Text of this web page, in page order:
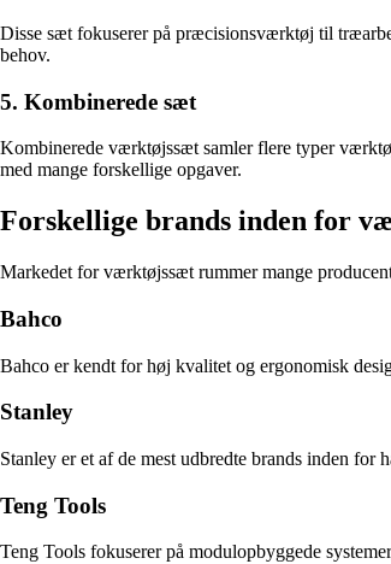
Disse sæt fokuserer på præcisionsværktøj til
behov.
5. Kombinerede sæt
Kombinerede værktøjssæt samler flere typer
med mange forskellige opgaver.
Forskellige brands inden for
Markedet for værktøjssæt rummer mange
Bahco
Bahco er kendt for høj kvalitet og ergonomisk
Stanley
Stanley er et af de mest udbredte brands inden
Teng Tools
Teng Tools fokuserer på modulopbyggede